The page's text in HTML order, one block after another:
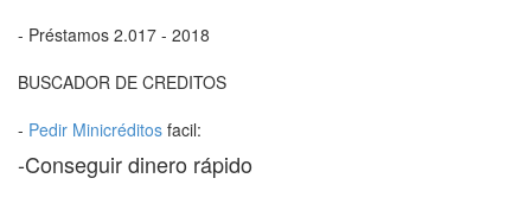
- Préstamos 2.017 - 2018
BUSCADOR DE CREDITOS
- Pedir Minicréditos facil:
-Conseguir dinero rápido